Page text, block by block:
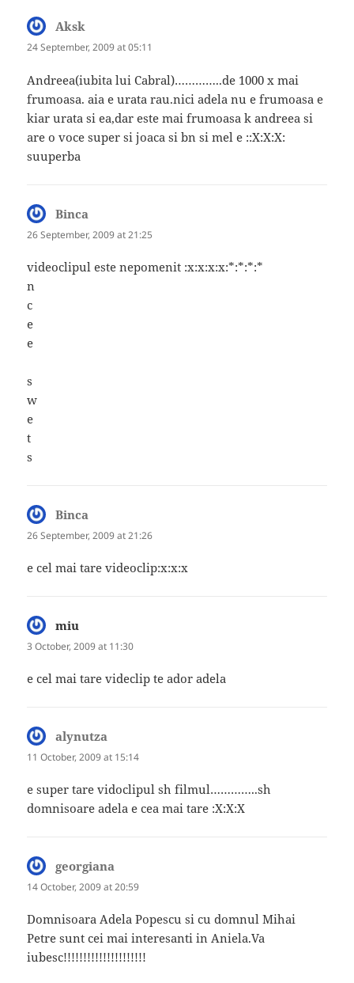
Aksk
24 September, 2009 at 05:11
Andreea(iubita lui Cabral)…………..de 1000 x mai
frumoasa. aia e urata rau.nici adela nu e frumoasa e
kiar urata si ea,dar este mai frumoasa k andreea si
are o voce super si joaca si bn si mel e ::X:X:X:
suuperba
Binca
26 September, 2009 at 21:25
videoclipul este nepomenit :x:x:x:x:*:*:*:*
n
c
e
e
s
w
e
t
s
Binca
26 September, 2009 at 21:26
e cel mai tare videoclip:x:x:x
miu
3 October, 2009 at 11:30
e cel mai tare videclip te ador adela
alynutza
11 October, 2009 at 15:14
e super tare vidoclipul sh filmul…………..sh
domnisoare adela e cea mai tare :X:X:X
georgiana
14 October, 2009 at 20:59
Domnisoara Adela Popescu si cu domnul Mihai
Petre sunt cei mai interesanti in Aniela.Va
iubesc!!!!!!!!!!!!!!!!!!!!!